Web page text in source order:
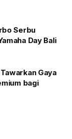
Rayakan
penjualan
system
Di stasiun
Serbu
Day Bali
Gaya
bagi